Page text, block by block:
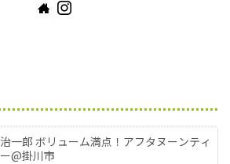
治一郎 ボリューム満点！アフタヌーンティ
ー@掛川市